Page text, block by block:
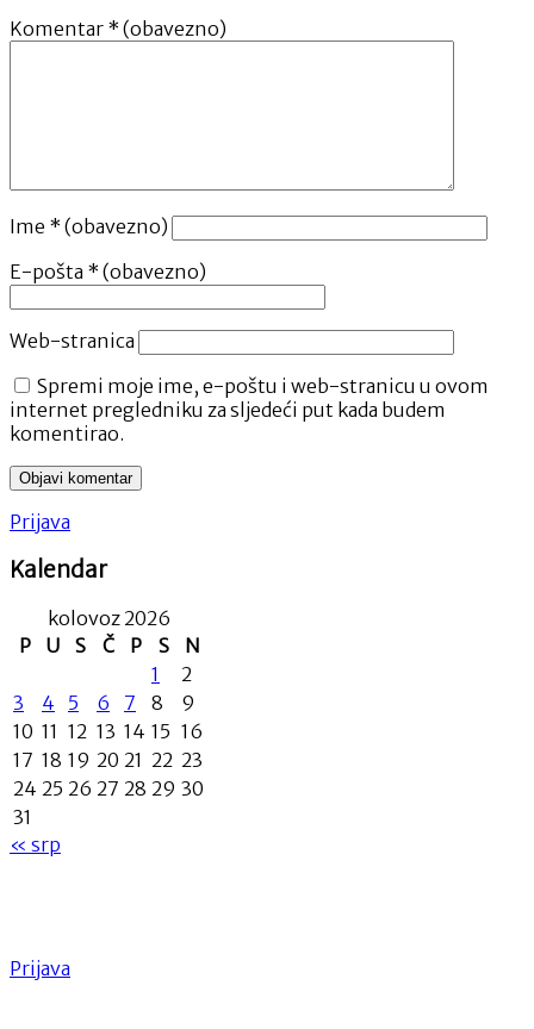
Komentar * (obavezno)
Ime * (obavezno)
E-pošta * (obavezno)
Web-stranica
Spremi moje ime, e-poštu i web-stranicu u ovom
internet pregledniku za sljedeći put kada budem
komentirao.
Prijava
Kalendar
kolovoz 2026
P
U S Č P S
N
1
2
3
4 5 6 7 8
9
10 11 12 13 14 15 16
17 18 19 20 21 22 23
24 25 26 27 28 29 30
31
« srp
Prijava